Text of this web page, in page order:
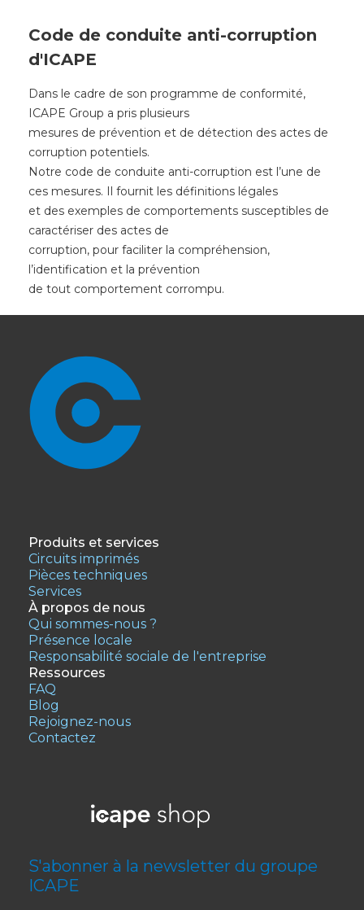
Code de conduite anti-corruption
d'ICAPE
Dans le cadre de son programme de conformité,
ICAPE Group a pris plusieurs
mesures de prévention et de détection des actes de
corruption potentiels.
Notre code de conduite anti-corruption est l’une de
ces mesures. Il fournit les définitions légales
et des exemples de comportements susceptibles de
caractériser des actes de
corruption, pour faciliter la compréhension,
l’identification et la prévention
de tout comportement corrompu.
Produits et services
Circuits imprimés
Pièces techniques
Services
À propos de nous
Qui sommes-nous ?
Présence locale
Responsabilité sociale de l'entreprise
Ressources
FAQ
Blog
Rejoignez-nous
Contactez